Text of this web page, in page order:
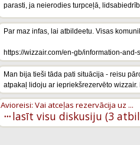
parasti, ja neierodies turpceļā,
Par maz infas, lai atbildeetu. Visas
https://wizzair.com/en-gb/information-
Man bija tieši tāda pati situācija - reisu
atpakaļ lidoju ar iepriekšrezervēto
···
Avioreisi: Vai atceļas rezervācija uz ...
lasīt visu diskusiju (3